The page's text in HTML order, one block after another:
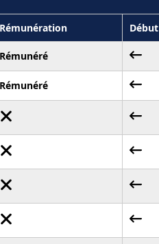
Rémunération Début
Rémunéré
Rémunéré